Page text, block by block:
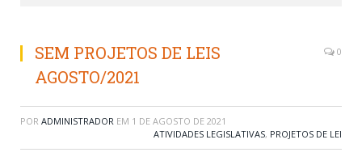
SEM PROJETOS DE LEIS
AGOSTO/2021
0
POR ADMINISTRADOR EM 1 DE AGOSTO DE 2021
ATIVIDADES LEGISLATIVAS, PROJETOS DE LEI